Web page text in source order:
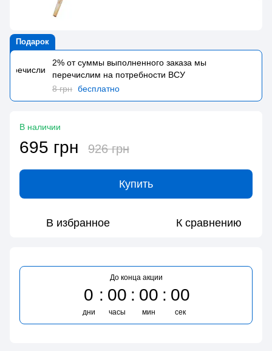
Подарок
2% от суммы выполненного заказа мы
перечислим на потребности BCУ
8 грн бесплатно
В наличии
695 грн 926 грн
Купить
В избранное К сравнению
До конца акции
0
дни
00
часы
00
мин
00
сек